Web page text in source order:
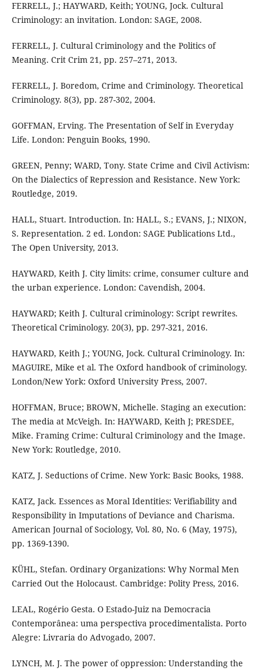
FERRELL, J.; HAYWARD, Keith; YOUNG, Jock. Cultural
Criminology: an invitation. London: SAGE, 2008.
FERRELL, J. Cultural Criminology and the Politics of
Meaning. Crit Crim 21, pp. 257–271, 2013.
FERRELL, J. Boredom, Crime and Criminology. Theoretical
Criminology. 8(3), pp. 287-302, 2004.
GOFFMAN, Erving. The Presentation of Self in Everyday
Life. London: Penguin Books, 1990.
GREEN, Penny; WARD, Tony. State Crime and Civil Activism:
On the Dialectics of Repression and Resistance. New York:
Routledge, 2019.
HALL, Stuart. Introduction. In: HALL, S.; EVANS, J.; NIXON,
S. Representation. 2 ed. London: SAGE Publications Ltd.,
The Open University, 2013.
HAYWARD, Keith J. City limits: crime, consumer culture and
the urban experience. London: Cavendish, 2004.
HAYWARD; Keith J. Cultural criminology: Script rewrites.
Theoretical Criminology. 20(3), pp. 297-321, 2016.
HAYWARD, Keith J.; YOUNG, Jock. Cultural Criminology. In:
MAGUIRE, Mike et al. The Oxford handbook of criminology.
London/New York: Oxford University Press, 2007.
HOFFMAN, Bruce; BROWN, Michelle. Staging an execution:
The media at McVeigh. In: HAYWARD, Keith J; PRESDEE,
Mike. Framing Crime: Cultural Criminology and the Image.
New York: Routledge, 2010.
KATZ, J. Seductions of Crime. New York: Basic Books, 1988.
KATZ, Jack. Essences as Moral Identities: Verifiability and
Responsibility in Imputations of Deviance and Charisma.
American Journal of Sociology, Vol. 80, No. 6 (May, 1975),
pp. 1369-1390.
KÜHL, Stefan. Ordinary Organizations: Why Normal Men
Carried Out the Holocaust. Cambridge: Polity Press, 2016.
LEAL, Rogério Gesta. O Estado-Juiz na Democracia
Contemporânea: uma perspectiva procedimentalista. Porto
Alegre: Livraria do Advogado, 2007.
LYNCH, M. J. The power of oppression: Understanding the